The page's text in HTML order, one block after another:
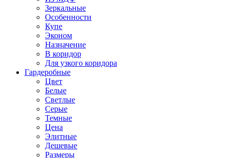
Зеркальные
Особенности
Купе
Эконом
Назначение
В коридор
Для узкого коридора
Гардеробные
Цвет
Белые
Светлые
Серые
Темные
Цена
Элитные
Дешевые
Размеры